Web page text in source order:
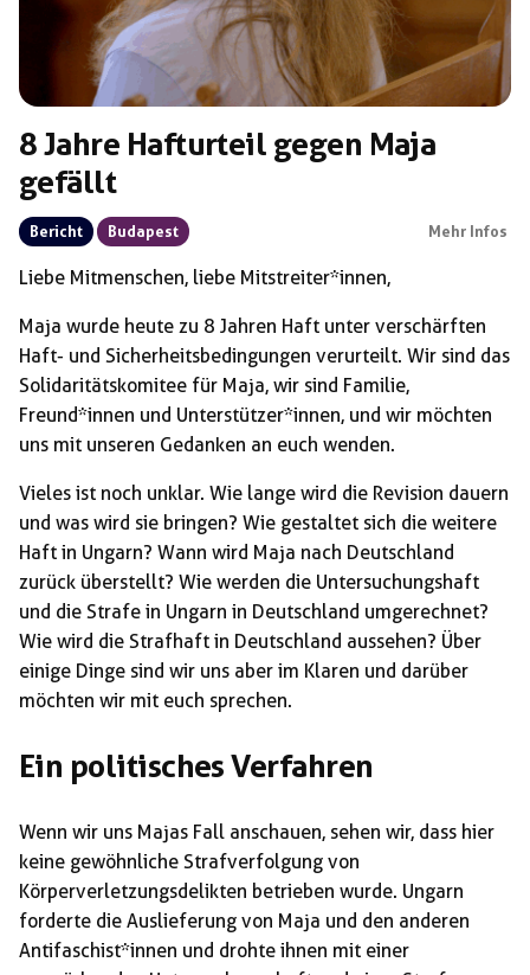
8 Jahre Hafturteil gegen Maja
gefällt
Bericht Budapest Mehr Infos
Liebe Mitmenschen, liebe Mitstreiter*innen,
Maja wurde heute zu 8 Jahren Haft unter verschärften
Haft- und Sicherheitsbedingungen verurteilt. Wir sind das
Solidaritätskomitee für Maja, wir sind Familie,
Freund*innen und Unterstützer*innen, und wir möchten
uns mit unseren Gedanken an euch wenden.
Vieles ist noch unklar. Wie lange wird die Revision dauern
und was wird sie bringen? Wie gestaltet sich die weitere
Haft in Ungarn? Wann wird Maja nach Deutschland
zurück überstellt? Wie werden die Untersuchungshaft
und die Strafe in Ungarn in Deutschland umgerechnet?
Wie wird die Strafhaft in Deutschland aussehen? Über
einige Dinge sind wir uns aber im Klaren und darüber
möchten wir mit euch sprechen.
Ein politisches Verfahren
Wenn wir uns Majas Fall anschauen, sehen wir, dass hier
keine gewöhnliche Strafverfolgung von
Körperverletzungsdelikten betrieben wurde. Ungarn
forderte die Auslieferung von Maja und den anderen
Antifaschist*innen und drohte ihnen mit einer